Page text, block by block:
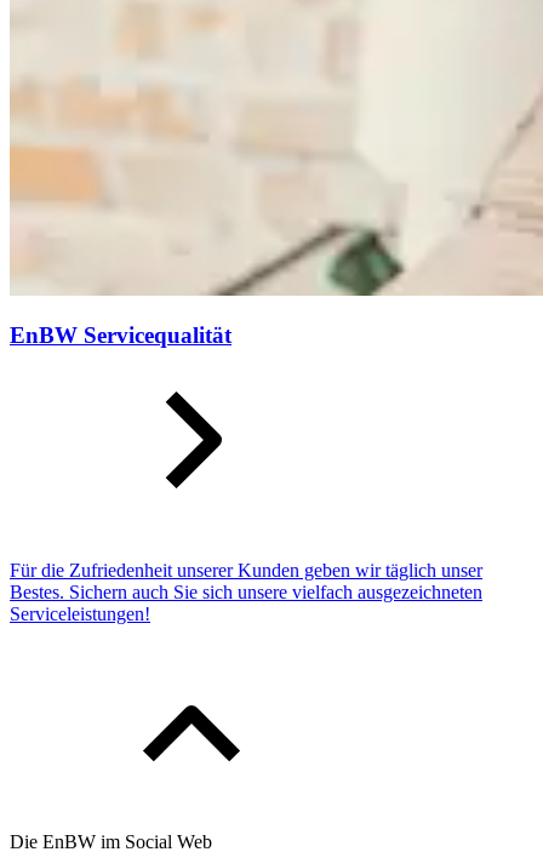
EnBW Servicequalität
Für die Zufriedenheit unserer Kunden geben wir täglich unser
Bestes. Sichern auch Sie sich unsere vielfach ausgezeichneten
Service­leistungen!
Die EnBW im Social Web